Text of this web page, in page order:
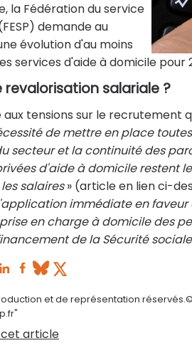
la Fédération du service
demande au
évolution d'au moins
services d'aide à domicile pour
revalorisation salariale ?
aux tensions sur le recrutement
de mettre en place
secteur et la continuité des
d'aide à domicile restent
salaires» (article en lien ci-
immédiate en
en charge à domicile des
de la Sécurité sociale
et de représentation
cet article